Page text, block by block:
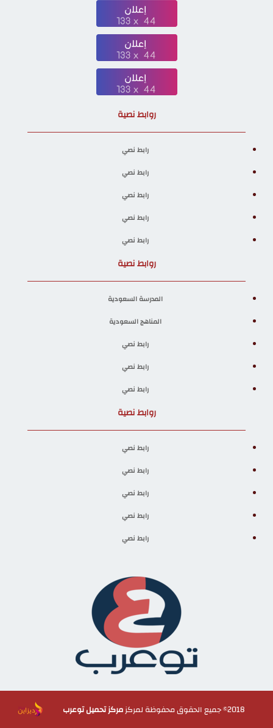
روابط نصية
رابط نصي
رابط نصي
رابط نصي
رابط نصي
رابط نصي
روابط نصية
المدرسة السعودية
المناهج السعودية
رابط نصي
رابط نصي
رابط نصي
روابط نصية
رابط نصي
رابط نصي
رابط نصي
رابط نصي
رابط نصي
2018© جميع الحقوق محفوظة لمركز مركز تحميل توعرب